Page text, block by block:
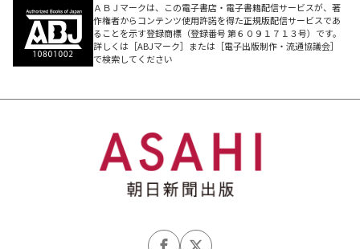
ＡＢＪマークは、この電子書店・電子書籍配信サービスが、著
作権者からコンテンツ使用許諾を得た正規版配信サービスであ
ることを示す登録商標（登録番号 第６０９１７１３号）です。
詳しくは［ABJマーク］または［電子出版制作・流通協議会］
で検索してください